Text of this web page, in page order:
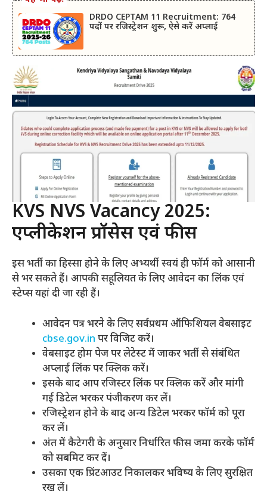
DRDO CEPTAM 11 Recruitment: 764
पदों पर रजिस्ट्रेशन शुरू, ऐसे करें अप्लाई
KVS NVS Vacancy 2025:
एप्लीकेशन प्रॉसेस एवं फीस
इस भर्ती का हिस्सा होने के लिए अभ्यर्थी स्वयं ही फॉर्म को आसानी
से भर सकते हैं। आपकी सहूलियत के लिए आवेदन का लिंक एवं
स्टेप्स यहां दी जा रही हैं।
आवेदन पत्र भरने के लिए सर्वप्रथम ऑफिशियल वेबसाइट
cbse.gov.in पर विजिट करें।
वेबसाइट होम पेज पर लेटेस्ट में जाकर भर्ती से संबंधित
अप्लाई लिंक पर क्लिक करें।
इसके बाद आप रजिस्टर लिंक पर क्लिक करें और मांगी
गई डिटेल भरकर पंजीकरण कर लें।
रजिस्ट्रेशन होने के बाद अन्य डिटेल भरकर फॉर्म को पूरा
कर लें।
अंत में कैटेगरी के अनुसार निर्धारित फीस जमा करके फॉर्म
को सबमिट कर दें।
उसका एक प्रिंटआउट निकालकर भविष्य के लिए सुरक्षित
रख लें।